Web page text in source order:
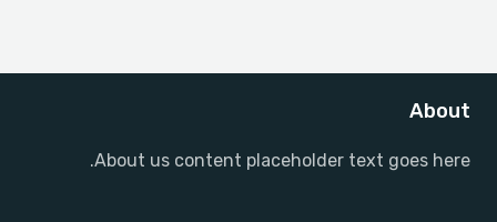
About
About us content placeholder text goes here.